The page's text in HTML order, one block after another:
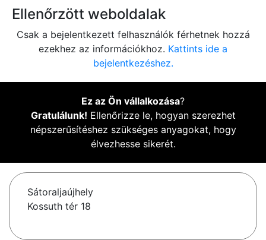
Ellenőrzött weboldalak
Csak a bejelentkezett felhasználók férhetnek hozzá
ezekhez az információkhoz. Kattints ide a
bejelentkezéshez.
Ez az Ön vállalkozása?
Gratulálunk! Ellenőrizze le, hogyan szerezhet
népszerűsítéshez szükséges anyagokat, hogy
élvezhesse sikerét.
Sátoraljaújhely
Kossuth tér 18